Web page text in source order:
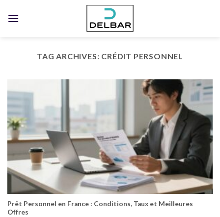
TAG ARCHIVES: CRÉDIT PERSONNEL
Prêt Personnel en France : Conditions, Taux et Meilleures
Offres